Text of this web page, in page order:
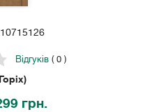
Відгуків( 0 )
грн.